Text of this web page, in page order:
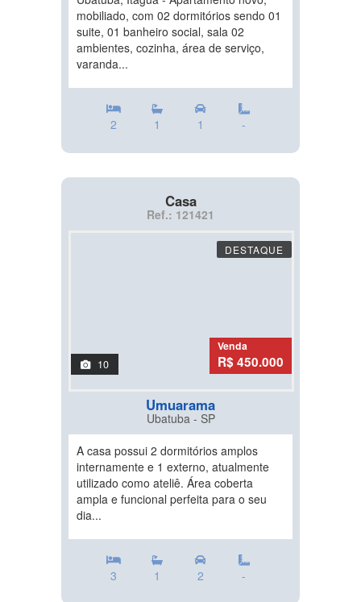
mobiliado, com 02 dormitórios sendo 01
suite, 01 banheiro social, sala 02
ambientes, cozinha, área de serviço,
varanda...
2 1 1 -
Casa
Ref.: 121421
DESTAQUE
10
Venda
R$ 450.000
Umuarama
Ubatuba - SP
A casa possui 2 dormitórios amplos
internamente e 1 externo, atualmente
utilizado como ateliê. Área coberta
ampla e funcional perfeita para o seu
dia...
3 1 2 -